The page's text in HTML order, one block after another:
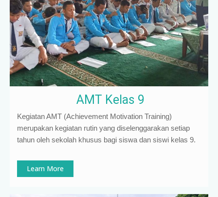
AMT Kelas 9
Kegiatan AMT (Achievement Motivation Training)
merupakan kegiatan rutin yang diselenggarakan setiap
tahun oleh sekolah khusus bagi siswa dan siswi kelas 9.
Learn More